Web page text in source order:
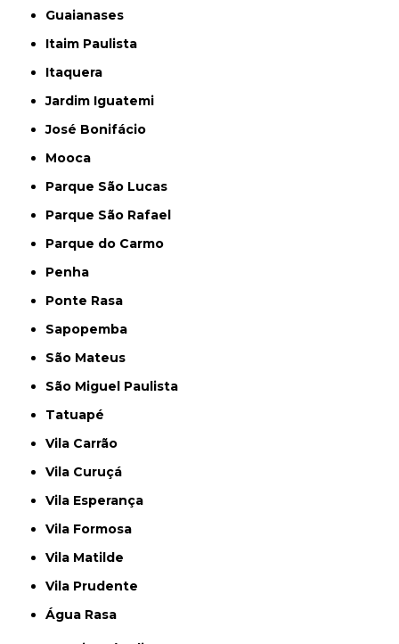
Guaianases
Itaim Paulista
Itaquera
Jardim Iguatemi
José Bonifácio
Mooca
Parque São Lucas
Parque São Rafael
Parque do Carmo
Penha
Ponte Rasa
Sapopemba
São Mateus
São Miguel Paulista
Tatuapé
Vila Carrão
Vila Curuçá
Vila Esperança
Vila Formosa
Vila Matilde
Vila Prudente
Água Rasa